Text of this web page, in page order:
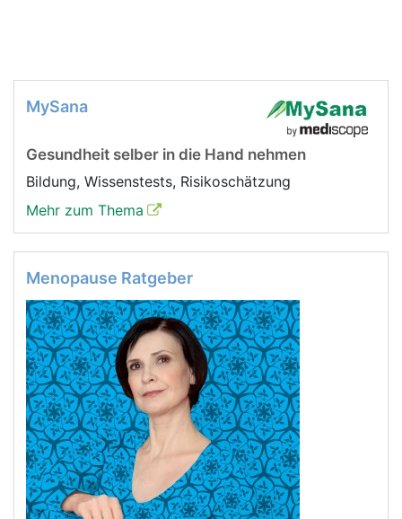
MySana
Gesundheit selber in die Hand nehmen
Bildung, Wissenstests, Risikoschätzung
Mehr zum Thema
Menopause Ratgeber